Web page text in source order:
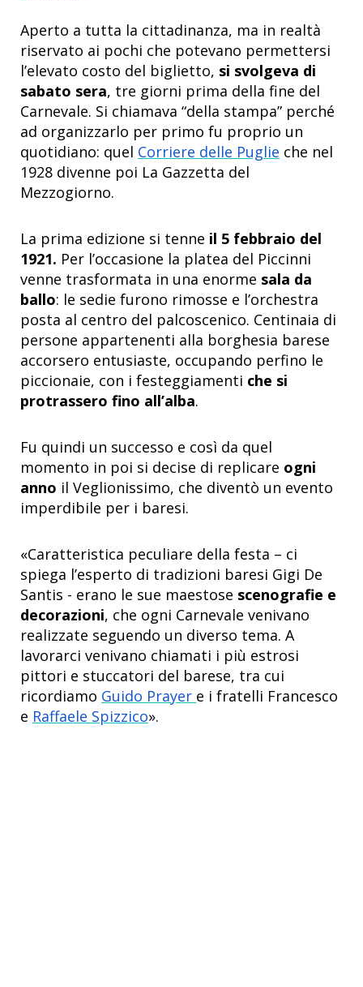
Aperto a tutta la cittadinanza, ma in realtà
riservato ai pochi che potevano permettersi
l’elevato costo del biglietto, si svolgeva di
sabato sera, tre giorni prima della fine del
Carnevale. Si chiamava “della stampa” perché
ad organizzarlo per primo fu proprio un
quotidiano: quel Corriere delle Puglie che nel
1928 divenne poi La Gazzetta del
Mezzogiorno.
La prima edizione si tenne il 5 febbraio del
1921. Per l’occasione la platea del Piccinni
venne trasformata in una enorme sala da
ballo: le sedie furono rimosse e l’orchestra
posta al centro del palcoscenico. Centinaia di
persone appartenenti alla borghesia barese
accorsero entusiaste, occupando perfino le
piccionaie, con i festeggiamenti che si
protrassero fino all’alba.
Fu quindi un successo e così da quel
momento in poi si decise di replicare ogni
anno il Veglionissimo, che diventò un evento
imperdibile per i baresi.
«Caratteristica peculiare della festa – ci
spiega l’esperto di tradizioni baresi Gigi De
Santis - erano le sue maestose scenografie e
decorazioni, che ogni Carnevale venivano
realizzate seguendo un diverso tema. A
lavorarci venivano chiamati i più estrosi
pittori e stuccatori del barese, tra cui
ricordiamo Guido Prayer e i fratelli Francesco
e Raffaele Spizzico».